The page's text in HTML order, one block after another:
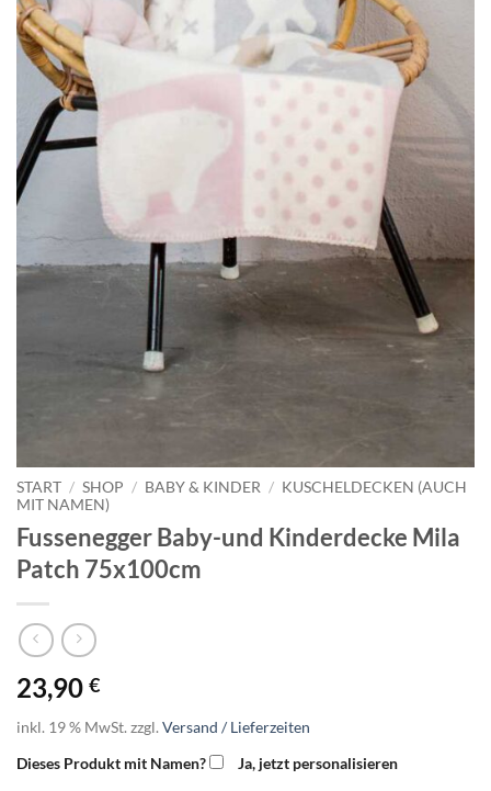
START / SHOP / BABY & KINDER / KUSCHELDECKEN (AUCH
MIT NAMEN)
Fussenegger Baby-und Kinderdecke Mila
Patch 75x100cm
23,90 €
inkl. 19 % MwSt. zzgl. Versand / Lieferzeiten
Dieses Produkt mit Namen?
Ja, jetzt personalisieren